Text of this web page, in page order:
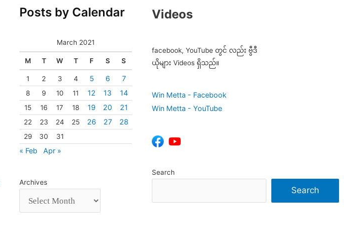
Posts by Calendar
March 2021
M T W T F S S
1 2 3 4 5 6 7
8 9 10 11 12 13 14
15 16 17 18 19 20 21
22 23 24 25 26 27 28
29 30 31
« Feb Apr »
Archives
Videos
facebook, YouTube တွင် လည်း ဗွီဒီ
ယိုများ Videos ရှိသည်။
Win Metta - Facebook
Win Metta - YouTube
Search
Search